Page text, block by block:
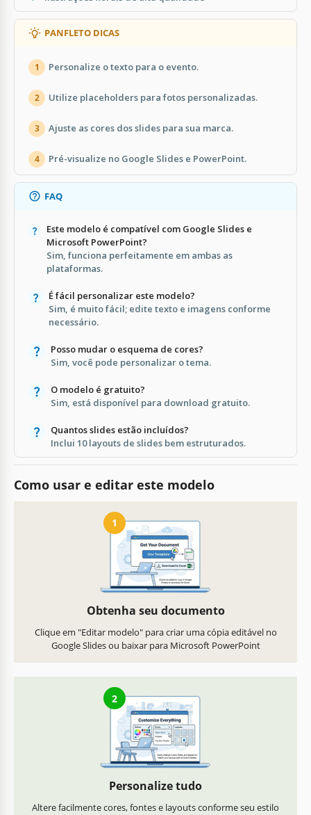
PANFLETO DICAS
1 Personalize o texto para o evento.
2 Utilize placeholders para fotos personalizadas.
3 Ajuste as cores dos slides para sua marca.
4 Pré-visualize no Google Slides e PowerPoint.
FAQ
Este modelo é compatível com Google Slides e
Microsoft PowerPoint?
Sim, funciona perfeitamente em ambas as
plataformas.
É fácil personalizar este modelo?
Sim, é muito fácil; edite texto e imagens conforme
necessário.
Posso mudar o esquema de cores?
Sim, você pode personalizar o tema.
O modelo é gratuito?
Sim, está disponível para download gratuito.
Quantos slides estão incluídos?
Inclui 10 layouts de slides bem estruturados.
Como usar e editar este modelo
1
Obtenha seu documento
Clique em "Editar modelo" para criar uma cópia editável no
Google Slides ou baixar para Microsoft PowerPoint
2
Personalize tudo
Altere facilmente cores, fontes e layouts conforme seu estilo